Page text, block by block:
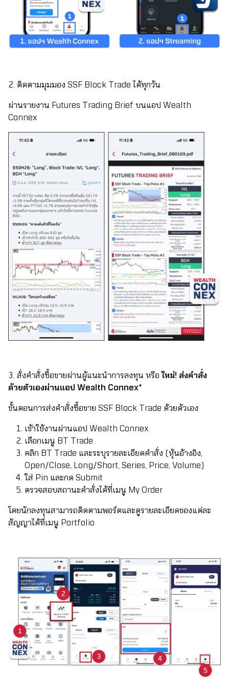
2. ติดตามมุมมอง SSF Block Trade ได้ทุกวัน
ผ่านรายงาน Futures Trading Brief บนแอป Wealth
Connex
3. สั่งคำสั่งซื้อขายผ่านผู้แนะนำการลงทุน หรือใหม่! ส่งคำสั่ง
ด้วยตัวเองผ่านแอป Wealth Connex*
ขั้นตอนการส่งคำสั่งซื้อขาย SSF Block Trade ด้วยตัวเอง
เข้าใช้งานผ่านแอป Wealth Connex
เลือกเมนู BT Trade
คลิก BT Trade และระบุรายละเอียดคำสั่ง (หุ้นอ้างอิง,
Open/Close, Long/Short, Series, Price, Volume)
ใส่ Pin และกด Submit
ตรวจสอบสถานะคำสั่งได้ที่เมนู My Order
โดยนักลงทุนสามารถติดตามพอร์ตและดูรายละเอียดของแต่ละ
สัญญาได้ที่เมนู Portfolio